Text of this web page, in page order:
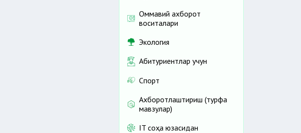
Оммавий ахборот
воситалари
Экология
Абитуриентлар учун
Спорт
Ахборотлаштириш (турфа
мавзулар)
IT соҳа юзасидан